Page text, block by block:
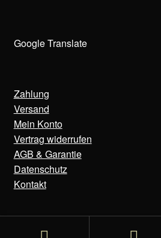
Google Translate
Zahlung
Versand
Mein Konto
Vertrag widerrufen
AGB & Garantie
Datenschutz
Kontakt
© Bens Uhren 2020-2025